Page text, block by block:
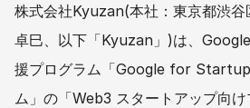
株式会社Kyuzan(本社：東京都渋谷
卓巳、以下「Kyuzan」)は、
援プログラム「Google for
ム」の「Web3 スタートアップ向け